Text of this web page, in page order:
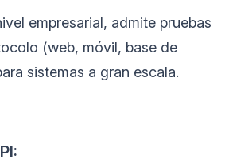
empresarial, admite pruebas
(web, móvil, base de
sistemas a gran escala.